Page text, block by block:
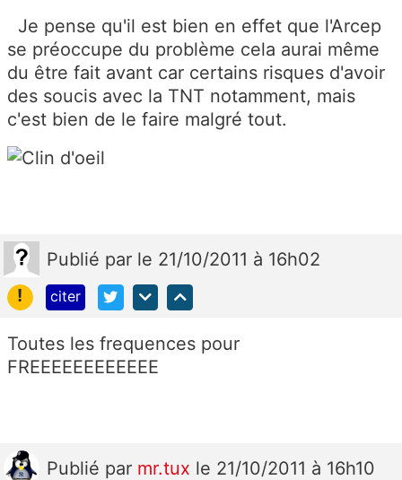
Je pense qu'il est bien en effet que l'Arcep
se préoccupe du problème cela aurai même
du être fait avant car certains risques d'avoir
des soucis avec la TNT notamment, mais
c'est bien de le faire malgré tout.
Publié par le 21/10/2011 à 16h02
!
citer
Toutes les frequences pour
FREEEEEEEEEEEE
Publié par mr.tux le 21/10/2011 à 16h10